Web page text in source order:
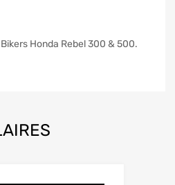
Honda Rebel 300 & 500.